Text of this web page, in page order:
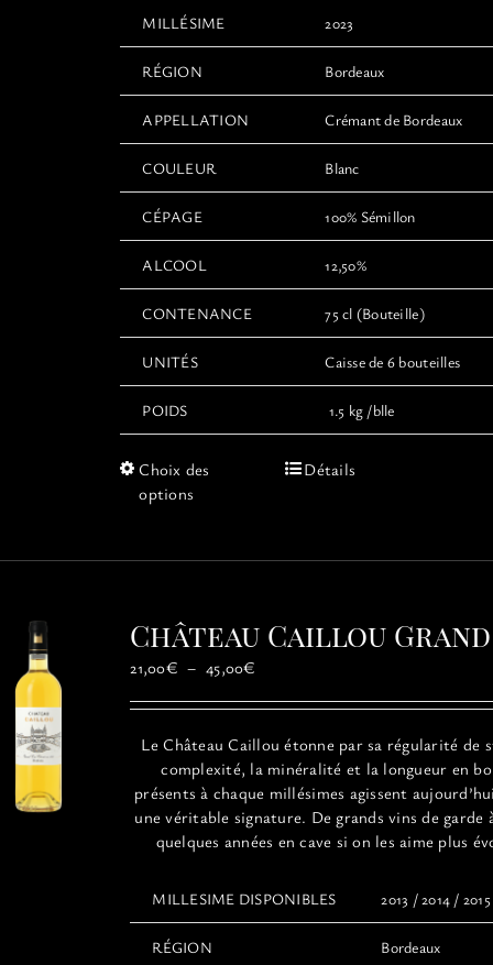
MILLÉSIME 2023
RÉGION Bordeaux
APPELLATION Crémant de Bordeaux
COULEUR Blanc
CÉPAGE 100% Sémillon
ALCOOL 12,50%
CONTENANCE 75 cl (Bouteille)
UNITÉS Caisse de 6 bouteilles
POIDS 1.5 kg /blle
Choix des
options
Ce
variations.
peuvent
sur
la
page
du
produit
Détails
Château Caillou
21,00€ – 45,00€
prix :
21,00€
à
45,00€
LeChâteau Caillou étonne par sa régularité de
complexité, la minéralité et la longueur en
présents à chaque millésimes agissent
une véritable signature. De grands vins de garde
quelques années en cave si on les aime plus
MILLESIME DISPONIBLES 2013 / 2014 /
RÉGION Bordeaux